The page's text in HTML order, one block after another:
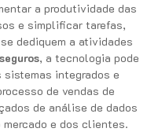
a produtividade das
e simplificar tarefas,
dediquem a atividades
, a tecnologia pode
integrados e
de vendas de
de análise de dados
mercado e dos clientes.